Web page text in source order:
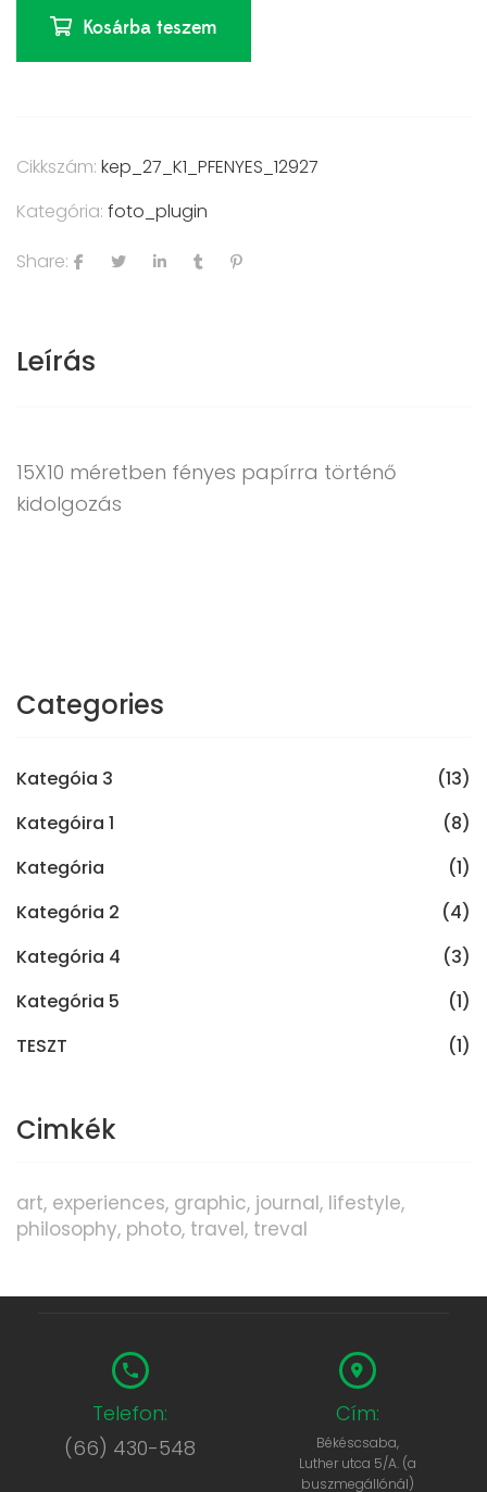
Kosárba teszem
Cikkszám: kep_27_K1_PFENYES_12927
Kategória: foto_plugin
Share:
Leírás
15X10 méretben fényes papírra történő
kidolgozás
Categories
Kategóia 3
(13)
Kategóira 1
(8)
Kategória
(1)
Kategória 2
(4)
Kategória 4
(3)
Kategória 5
(1)
TESZT
(1)
Cimkék
art experiences graphic journal lifestyle
philosophy photo travel treval
Telefon:
(66) 430-548
Cím:
Békéscsaba,
Luther utca 5/A. (a
buszmegállónál)